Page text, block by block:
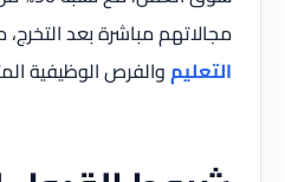
مجالاتهم مباشرة بعد
التعليموالفرص الوظيفية